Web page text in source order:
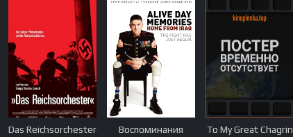
Das Reichsorchester
Воспоминания
To My Great Chagrin